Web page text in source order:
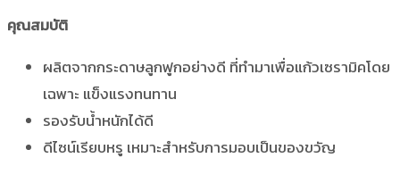
คุณสมบัติ
ผลิตจากกระดาษลูกฟูกอย่างดี ที่ทำมาเพื่อแก้วเซรามิคโดย
เฉพาะ แข็งแรงทนทาน
รองรับน้ำหนักได้ดี
ดีไซน์เรียบหรู เหมาะสำหรับการมอบเป็นของขวัญ